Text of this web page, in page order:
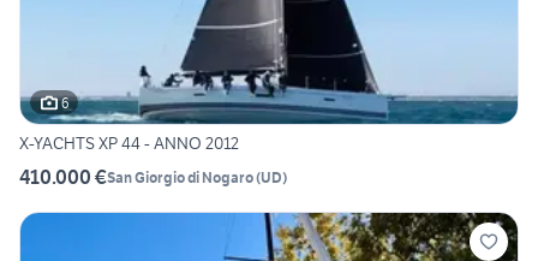
6
X-YACHTS XP 44 - ANNO 2012
410.000 €San Giorgio di Nogaro(UD)